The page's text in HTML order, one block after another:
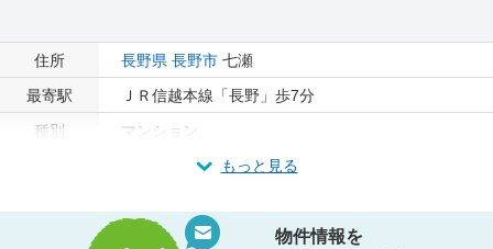
住所 長野県 長野市 七瀬
最寄駅
ＪＲ信越本線「長野」歩7分
種別
マンション
もっと見る
物件情報を